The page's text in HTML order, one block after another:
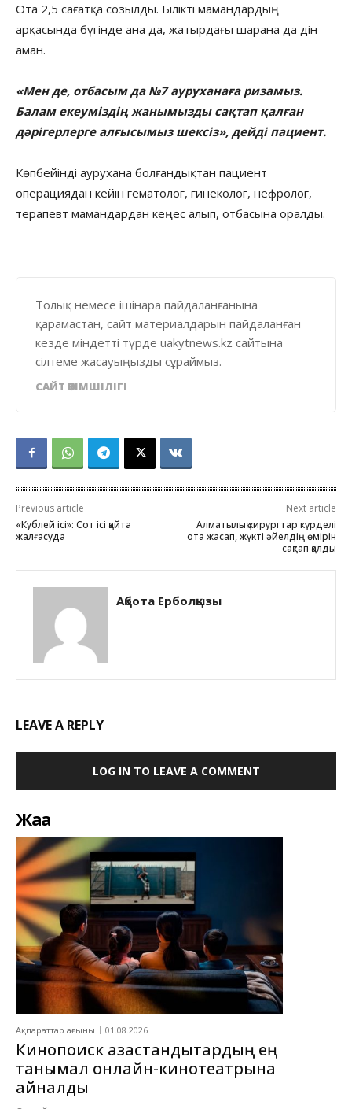
Ота 2,5 сағатқа созылды. Білікті мамандардың
арқасында бүгінде ана да, жатырдағы шарана да дін-
аман.
«Мен де, отбасым да №7 ауруханаға ризамыз.
Балам екеуміздің жанымызды сақтап қалған
дәрігерлерге алғысымыз шексіз», дейді пациент.
Көпбейінді аурухана болғандықтан пациент
операциядан кейін гематолог, гинеколог, нефролог,
терапевт мамандардан кеңес алып, отбасына оралды.
Толық немесе ішінара пайдаланғанына
қарамастан, сайт материалдарын пайдаланған
кезде міндетті түрде uakytnews.kz сайтына
сілтеме жасауыңызды сұраймыз.
САЙТ ӘКІМШІЛІГІ
Previous article
«Кублей ісі»: Сот ісі қайта
жалғасуда
Next article
Алматылық хирургтар күрделі
ота жасап, жүкті әйелдің өмірін
сақтап қалды
Ақбота Ерболқызы
LEAVE A REPLY
LOG IN TO LEAVE A COMMENT
Жаңа
Ақпараттар ағыны 01.08.2026
Кинопоиск қазақстандықтардың ең
танымал онлайн-кинотеатрына
айналды